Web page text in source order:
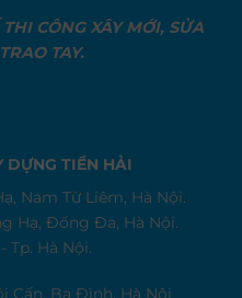
CÔNG XÂY MỚI, SỬA
TAY.
DỰNG TIỀN HẢI
Nam Từ Liêm, Hà Nội.
Hạ, Đống Đa, Hà Nội.
Tp. Hà Nội.
Cấn, Ba Đình, Hà Nội